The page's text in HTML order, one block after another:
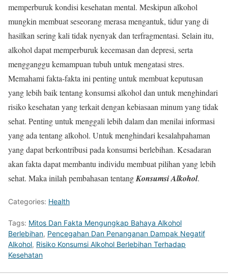
memperburuk kondisi kesehatan mental. Meskipun alkohol
mungkin membuat seseorang merasa mengantuk, tidur yang di
hasilkan sering kali tidak nyenyak dan terfragmentasi. Selain itu,
alkohol dapat memperburuk kecemasan dan depresi, serta
mengganggu kemampuan tubuh untuk mengatasi stres.
Memahami fakta-fakta ini penting untuk membuat keputusan
yang lebih baik tentang konsumsi alkohol dan untuk menghindari
risiko kesehatan yang terkait dengan kebiasaan minum yang tidak
sehat. Penting untuk menggali lebih dalam dan menilai informasi
yang ada tentang alkohol. Untuk menghindari kesalahpahaman
yang dapat berkontribusi pada konsumsi berlebihan. Kesadaran
akan fakta dapat membantu individu membuat pilihan yang lebih
sehat. Maka inilah pembahasan tentangKonsumsi Alkohol.
Categories: Health
Tags: Mitos Dan Fakta Mengungkap Bahaya Alkohol
Berlebihan, Pencegahan Dan Penanganan Dampak Negatif
Alkohol, Risiko Konsumsi Alkohol Berlebihan Terhadap
Kesehatan